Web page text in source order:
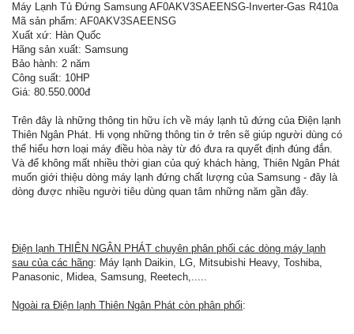
Máy Lạnh Tủ Đứng Samsung AF0AKV3SAEENSG-Inverter-Gas R410a
Mã sản phẩm: AF0AKV3SAEENSG
Xuất xứ: Hàn Quốc
Hãng sản xuất: Samsung
Bảo hành: 2 năm
Công suất: 10HP
Giá: 80.550.000đ
Trên đây là những thông tin hữu ích về máy lạnh tủ đứng của Điện lạnh
Thiên Ngân Phát. Hi vọng những thông tin ở trên sẽ giúp người dùng có
thể hiểu hơn loại máy điều hòa này từ đó đưa ra quyết định đúng đắn.
Và để không mất nhiều thời gian của quý khách hàng, Thiên Ngân Phát
muốn giới thiệu dòng máy lạnh đứng chất lượng của Samsung - đây là
dòng được nhiều người tiêu dùng quan tâm những năm gần đây.
Điện lạnh THIÊN NGÂN PHÁT chuyên phân phối các dòng máy lạnh
sau của các hãng: Máy lạnh Daikin, LG, Mitsubishi Heavy, Toshiba,
Panasonic, Midea, Samsung, Reetech,.....
Ngoài ra Điện lạnh Thiên Ngân Phát còn phân phối: